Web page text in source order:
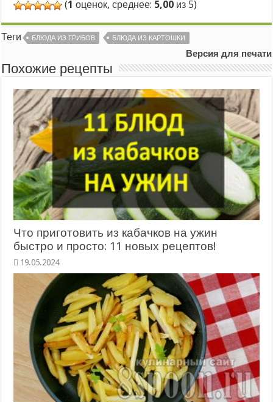
(1 оценок, среднее: 5,00 из 5)
Теги БЛЮДА ИЗ ГРИБОВ БЛЮДА ИЗ КАРТОШКИ
Версия для печати
Похожие рецепты
Что приготовить из кабачков на ужин
быстро и просто: 11 новых рецептов!